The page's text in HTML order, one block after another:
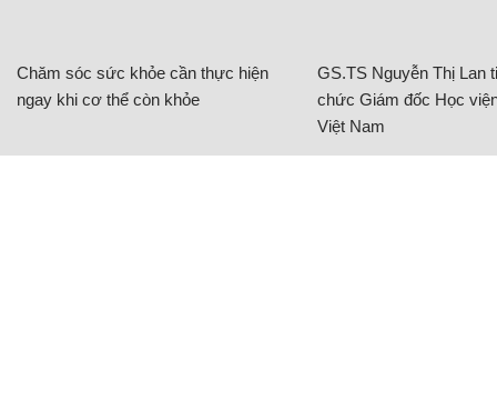
Chăm sóc sức khỏe cần thực hiện
ngay khi cơ thể còn khỏe
GS.TS Nguyễn Thị Lan
chức Giám đốc Học
Việt Nam